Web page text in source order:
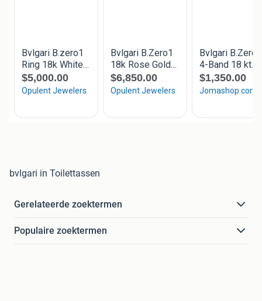
bvlgari in Toilettassen
Gerelateerde zoektermen
Populaire zoektermen